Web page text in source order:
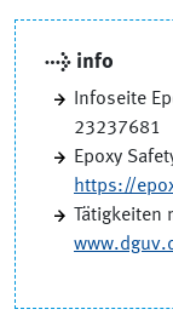
→ info
Infoseite
23237681
Epoxy
https://